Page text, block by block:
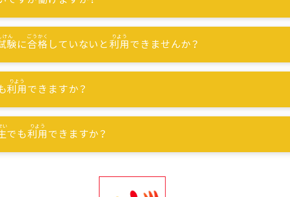
験に合格 していないと利用できませんか？
利用できますか？
でも利用できますか？